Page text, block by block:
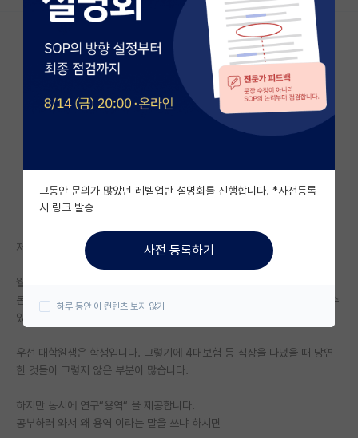
커뮤니티
커뮤니티 홈
전체글보기
베스트 게시판
자유 게시판(아무개랩)
미국 유학 게시판
미국 대학원 합격 후기 게시판
대학원생 모집 게시판
연구실(PI) 홍보 게시판
석박사 채용 정보 게시판
학부 인턴 게시판
저는 통합 4년차 학생입니다.
월급 이야기 나오면 꼭 @만원 너무 적은거 아니냐,
돈 벌려면 취업을 하지 왜 대학원 왔냐 이 두 의견이 많이 나오는 것을 볼 수
있는데 보고있자니 너무 답답해서 글 적습니다.
우선 대학원생은 학생입니다. 그렇기에 4대보험 등 직장을 다녔을 때 당연
한 것들이 그렇지 않은 부분이 많습니다.
하지만 동시에 연구“용역“ 을 제공합니다.
공부하러 와서 왜 용역 이라는 말을 쓰냐 하시면
그동안 문의가 많았던 레벨업반 설명회를 진행합니다. *사전등록
시 링크 발송
사전 등록하기
하루 동안 이 컨텐츠 보지 않기